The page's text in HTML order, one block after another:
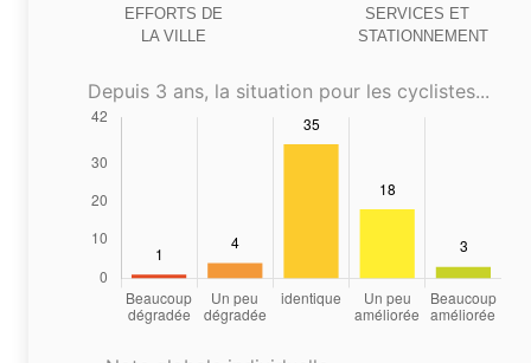
EFFORTS DE
LA VILLE
SERVICES ET
STATIONNEMENT
Depuis 3 ans, la situation pour les cyclistes...